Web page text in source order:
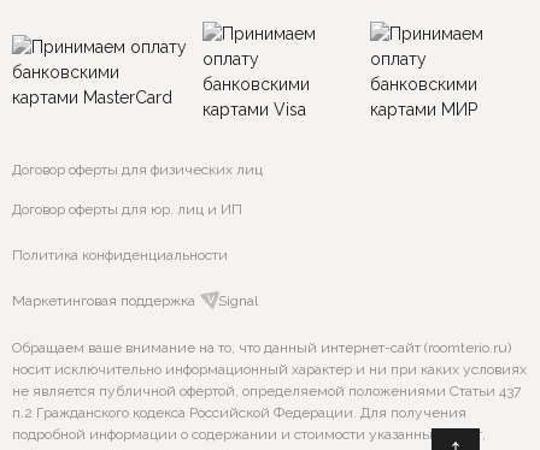
Договор оферты для физических лиц
Договор оферты для юр. лиц и ИП
Политика конфиденциальности
Маркетинговая поддержка VSignal
Обращаем ваше внимание на то, что данный интернет-сайт (roomterio.ru)
носит исключительно информационный характер и ни при каких условиях
не является публичной офертой, определяемой положениями Статьи 437
п.2 Гражданского кодекса Российской Федерации. Для получения
подробной информации о содержании и стоимости указанных услуг,